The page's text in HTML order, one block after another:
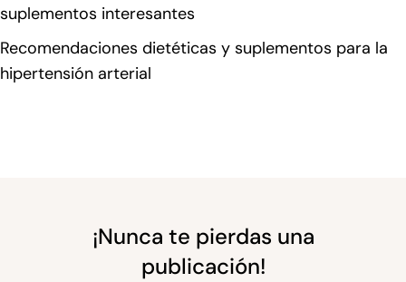
suplementos interesantes
Recomendaciones dietéticas y suplementos para la
hipertensión arterial
¡Nunca te pierdas una
publicación!